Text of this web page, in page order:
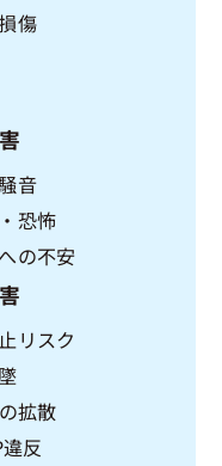
傷
音
恐怖
の不安
リスク
拡散
反